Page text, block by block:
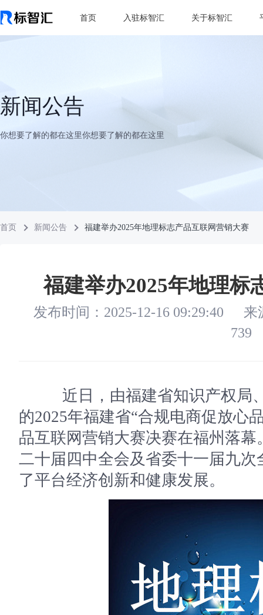
首页 入驻标智汇 关于标智汇
新闻公告
你想要了解的都在这里你想要了解的都在这里
首页 新闻公告 福建举办2025年地理标志产品互联网营销大赛
福建举办2025年地理标
发布时间：2025-12-16 09:29:40
来
739
近日，由福建省知识产权局
的2025年福建省“合规电商促放
品互联网营销大赛决赛在福州落
二十届四中全会及省委十一届九
了平台经济创新和健康发展。